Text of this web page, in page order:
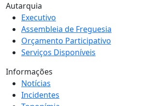
Autarquia
Executivo
Assembleia de Freguesia
Orçamento Participativo
Serviços Disponíveis
Informações
Notícias
Incidentes